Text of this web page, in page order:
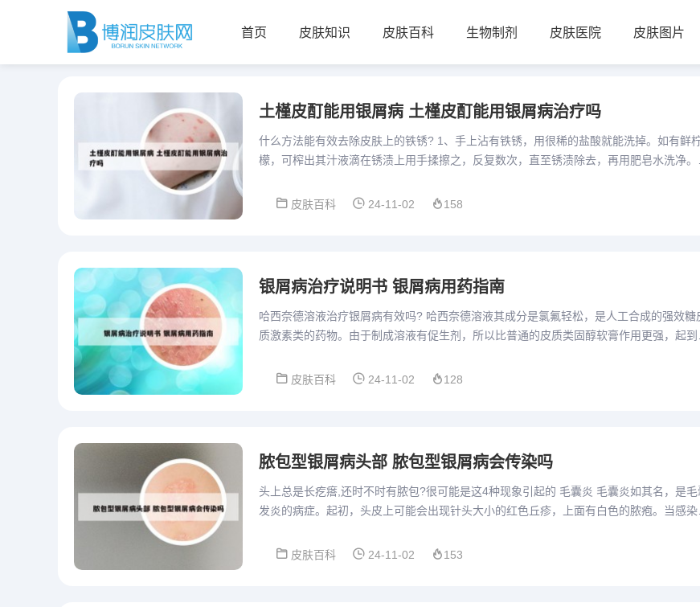
首页 皮肤知识 皮肤百科 生物制剂 皮肤医院 皮肤图片
土槿皮酊能用银屑病 土槿皮酊能用银屑病治疗吗
什么方法能有效去除皮肤上的铁锈? 1、手上沾有铁锈，用很稀的盐酸就能洗掉。如有鲜
檬，可榨出其汁液滴在锈渍上用手揉擦之，反复数次，直至锈渍除去，再用肥皂水洗净。
皮肤百科
24-11-02 158
银屑病治疗说明书 银屑病用药指南
哈西奈德溶液治疗银屑病有效吗? 哈西奈德溶液其成分是氯氟轻松，是人工合成的强效糖
质激素类的药物。由于制成溶液有促生剂，所以比普通的皮质类固醇软膏作用更强，起到
皮肤百科
24-11-02 128
脓包型银屑病头部 脓包型银屑病会传染吗
头上总是长疙瘩,还时不时有脓包?很可能是这4种现象引起的 毛囊炎 毛囊炎如其名，是毛囊
发炎的病症。起初，头皮上可能会出现针头大小的红色丘疹，上面有白色的脓疱。当感染
皮肤百科
24-11-02 153